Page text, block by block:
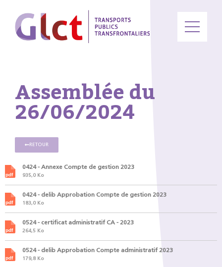
Assemblée du
26/06/2024
RETOUR
0424 - Annexe Compte de gestion 2023
935,0 Ko
0424 - delib Approbation Compte de gestion 2023
183,0 Ko
0524 - certificat administratif CA - 2023
264,5 Ko
0524 - delib Approbation Compte administratif 2023
179,8 Ko